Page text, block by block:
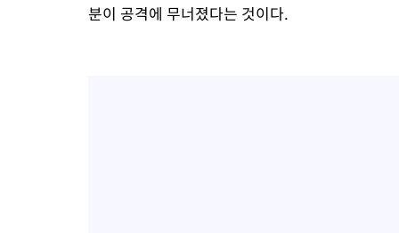
분이 공격에 무너졌다는 것이다.